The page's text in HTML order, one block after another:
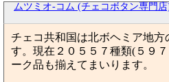
ムツミオ-コム (チェコボタン専門店
チェコ共和国は北ボヘミア地方
す。現在２０５５７種類(５９
ーク品も揃えてまいります。